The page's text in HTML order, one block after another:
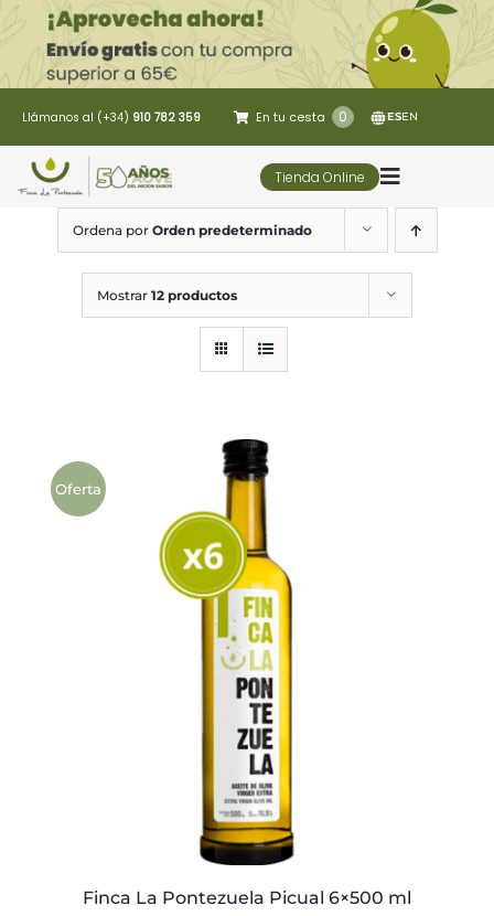
Saltar
al
contenido
Llámanos al (+34) 910 782 359 En tu cesta 0 ESEN
Tienda Online
Toggle
5 Elementos
Oleoturismo
Ordena por Orden predeterminado
Mostrar 12 productos
Oferta
Finca La Pontezuela Picual 6×500 ml